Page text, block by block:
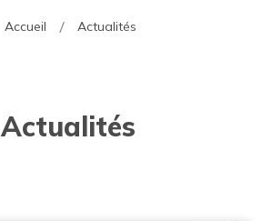
Accueil Actualités
Actualités